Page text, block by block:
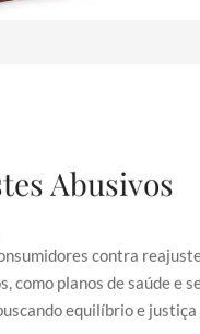
Abusivos
contra
como planos de saúde e
equilíbrio e
Reajustes Abusivos
essenciais, buscando
justiça nos valores cobrados.